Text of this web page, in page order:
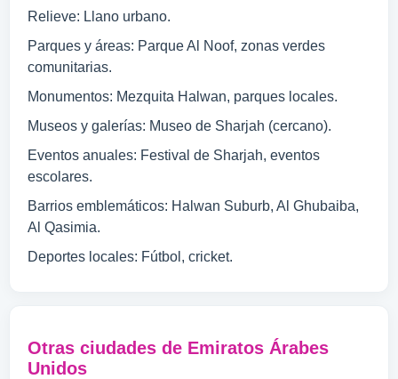
Relieve: Llano urbano.
Parques y áreas: Parque Al Noof, zonas verdes
comunitarias.
Monumentos: Mezquita Halwan, parques locales.
Museos y galerías: Museo de Sharjah (cercano).
Eventos anuales: Festival de Sharjah, eventos
escolares.
Barrios emblemáticos: Halwan Suburb, Al Ghubaiba,
Al Qasimia.
Deportes locales: Fútbol, cricket.
Otras ciudades de Emiratos Árabes
Unidos